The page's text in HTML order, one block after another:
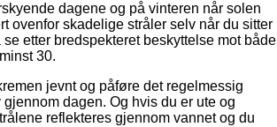
dagene og på vinteren når solen
ovenfor skadelige stråler selv når du sitter
etter bredspekteret beskyttelse mot både
30.
jevnt og påføre det regelmessig
dagen. Og hvis du er ute og
reflekteres gjennom vannet og du